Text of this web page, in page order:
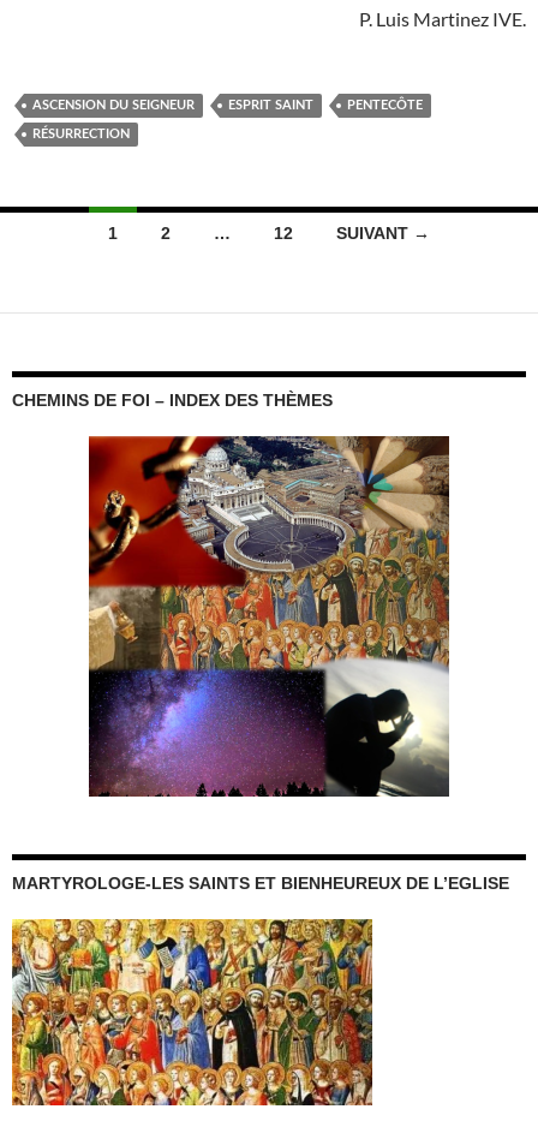
P. Luis Martinez IVE.
ASCENSION DU SEIGNEUR ESPRIT SAINT PENTECÔTE
RÉSURRECTION
Navigation
articles
1 2 … 12 SUIVANT →
CHEMINS DE FOI – INDEX DES THÈMES
MARTYROLOGE-LES SAINTS ET BIENHEUREUX DE L’EGLISE